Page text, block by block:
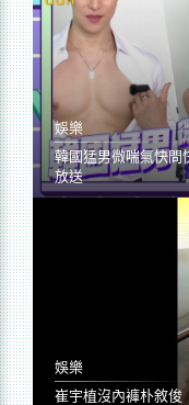
娛樂
韓國猛男微喘氣快問
放送
娛樂
崔宇植沒內褲朴敘俊